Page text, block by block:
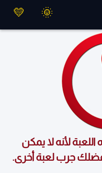
لأنه لا يمكن
جرب لعبة أخرى.